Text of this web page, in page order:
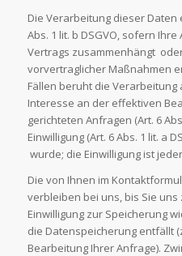
Die Verarbeitung dieser
Abs. 1 lit. b DSGVO, sofern
Vertrags zusammenhängt
vorvertraglicher Maßnahmen
Fällen beruht die
Interesse an der effektiven
gerichteten Anfragen (Art. 6
Einwilligung (Art. 6 Abs. 1 lit. a
wurde; die Einwilligung ist
Die von Ihnen im
verbleiben bei uns, bis Sie
Einwilligung zur Speicherung
die Datenspeicherung entfällt
Bearbeitung Ihrer Anfrage).